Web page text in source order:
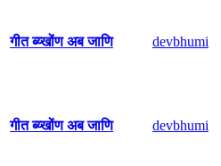
गीत ब्य्खोंण अब जाणि devbhumi
गीत ब्य्खोंण अब जाणि devbhumi